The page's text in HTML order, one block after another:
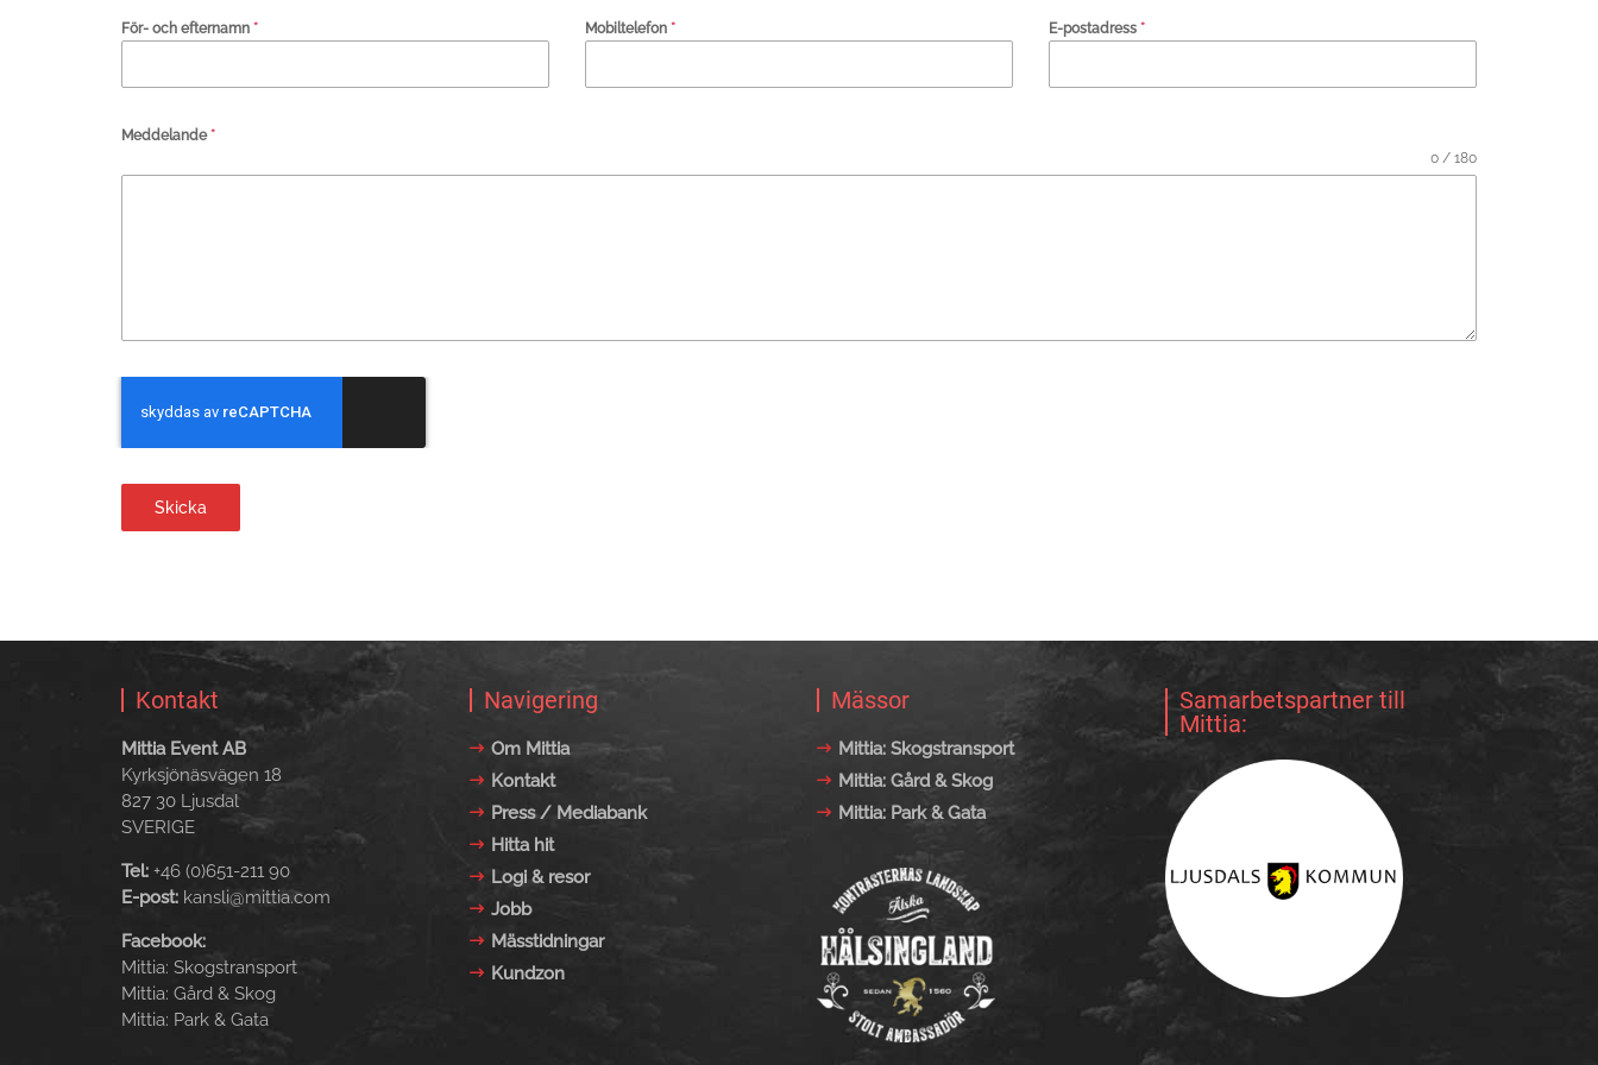
För- och efternamn * Mobiltelefon * E-postadress *
Meddelande*
0 / 180
Skicka
Kontakt
Mittia Event AB
Kyrksjönäsvägen 18
827 30 Ljusdal
SVERIGE
Tel: +46 (0)651-211 90
E-post: kansli@mittia.com
Facebook:
Mittia: Skogstransport
Mittia: Gård & Skog
Mittia: Park & Gata
Navigering
Om Mittia
Kontakt
Press / Mediabank
Hitta hit
Logi & resor
Jobb
Mässtidningar
Kundzon
Mässor
Mittia: Skogstransport
Mittia: Gård & Skog
Mittia: Park & Gata
Samarbetspartner till
Mittia: